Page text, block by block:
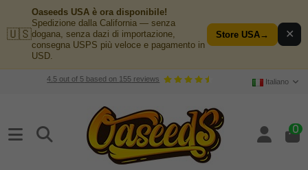
🇺🇸
Oaseeds USA è ora disponibile!
Spedizione dalla California — senza
dogana, senza dazi di importazione,
consegna USPS più veloce e pagamento in
USD.
Store USA→ ✕
4.5 out of 5 based on 155 reviews Italiano
0